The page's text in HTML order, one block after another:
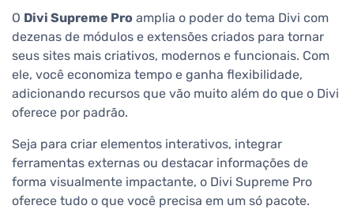
O Divi Supreme Pro amplia o poder do tema Divi com
dezenas de módulos e extensões criados para tornar
seus sites mais criativos, modernos e funcionais. Com
ele, você economiza tempo e ganha flexibilidade,
adicionando recursos que vão muito além do que o Divi
oferece por padrão.
Seja para criar elementos interativos, integrar
ferramentas externas ou destacar informações de
forma visualmente impactante, o Divi Supreme Pro
oferece tudo o que você precisa em um só pacote.